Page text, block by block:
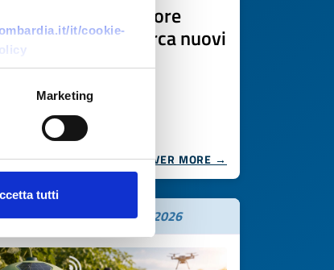
it/cookie-
Marketing
tutti
e importatore
polacco cerca nuovi
di prodotti
BRPL20251120012
DISCOVER MORE →
Expires on11 novembre 2026